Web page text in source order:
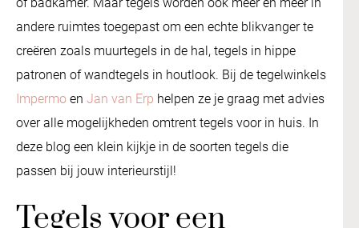
andere ruimtes toegepast om een echte blikvanger te
creëren zoals muurtegels in de hal, tegels in hippe
patronen of wandtegels in houtlook. Bij de tegelwinkels
Impermo en Jan van Erp helpen ze je graag met advies
over alle mogelijkheden omtrent tegels voor in huis. In
deze blog een klein kijkje in de soorten tegels die
passen bij jouw interieurstijl!
Tegels voor een